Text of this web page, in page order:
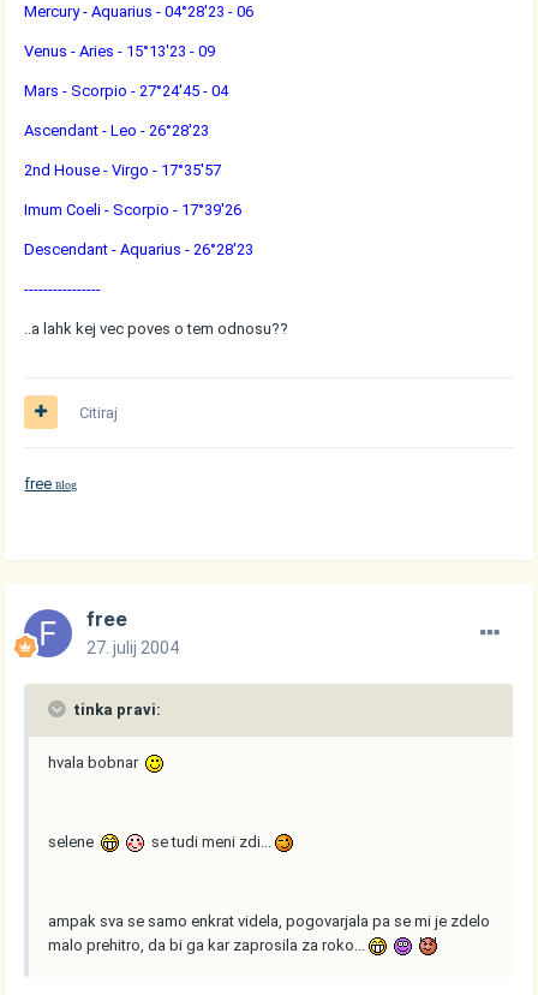
Mercury - Aquarius - 04°28'23 - 06
Venus - Aries - 15°13'23 - 09
Mars - Scorpio - 27°24'45 - 04
Ascendant - Leo - 26°28'23
2nd House - Virgo - 17°35'57
Imum Coeli - Scorpio - 17°39'26
Descendant - Aquarius - 26°28'23
----------------
..a lahk kej vec poves o tem odnosu??
Citiraj
freeBlog
free
27. julij 2004
tinka pravi:
hvala bobnar
selene se tudi meni zdi...
ampak sva se samo enkrat videla, pogovarjala pa se mi je zdelo
malo prehitro, da bi ga kar zaprosila za roko...